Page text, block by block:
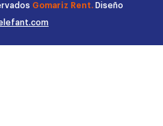
Gomariz Rent. Diseño